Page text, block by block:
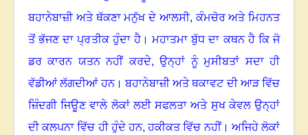
ਬਹਾਨੇਬਾਜ਼ੀ ਅਤੇ ਥੱਕਣਾ ਮਨੁੱਖ ਦੇ ਆਲਸੀ,ਕੰਮਚੋਰ ਅਤੇ ਮਿਹਨਤ
ਤੋਂ ਭੱਜਣ ਦਾ ਪ੍ਰਤੀਕ ਹੁੰਦਾ ਹੈ।ਮਹਾਤਮਾ ਬੁੱਧ ਦਾ ਕਥਨ ਹੈ ਕਿ ਜੋ
ਡਰ ਕਾਰਨ ਯਤਨ ਨਹੀਂ ਕਰਦੇ,ਉਨ੍ਹਾਂ ਨੂੰ ਮੁਸੀਬਤਾਂ ਸਦਾ ਹੀ
ਵੱਡੀਆਂ ਲੱਗਦੀਆਂ ਹਨ।ਬਹਾਨੇਬਾਜ਼ੀ ਅਤੇ ਥਕਾਵਟ ਦੀ ਆੜ ਵਿੱਚ
ਜ਼ਿੰਦਗੀ ਜਿਊਣ ਵਾਲੇ ਲੋਕਾਂ ਲਈ ਸਫਲਤਾ ਅਤੇ ਸੁਖ ਕੇਵਲ ਉਨ੍ਹਾਂ
ਦੀ ਕਲਪਨਾ ਵਿੱਚ ਹੀ ਹੁੰਦੇ ਹਨ,ਹਕੀਕਤ ਵਿੱਚ ਨਹੀਂ। ਅਜਿਹੇ ਲੋਕਾਂ